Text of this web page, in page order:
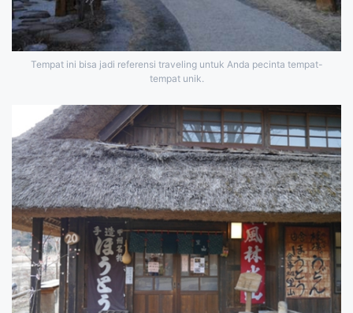
Tempat ini bisa jadi referensi traveling untuk Anda pecinta tempat-
tempat unik.